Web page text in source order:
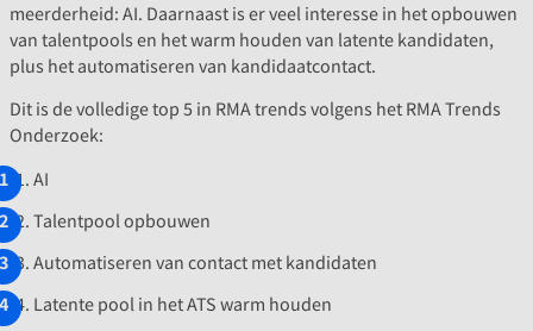
meerderheid: AI. Daarnaast is er veel interesse in het opbouwen
van talentpools en het warm houden van latente kandidaten,
plus het automatiseren van kandidaatcontact.
Dit is de volledige top 5 in RMA trends volgens het RMA Trends
Onderzoek:
AI
Talentpool opbouwen
Automatiseren van contact met kandidaten
Latente pool in het ATS warm houden